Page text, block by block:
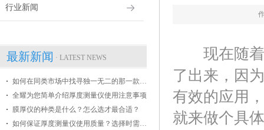
行业新闻
最新新闻 · LATEST NEWS
如何在同类市场中找寻独一无二的那一款膜厚仪
全耀为您简单介绍厚度测量仪使用注意事项
膜厚仪的种类是什么？怎么选才最合适？
如何保证厚度测量仪使用质量？选择时需掌握哪些条件？
现在随着
了出来，因
有效的应用
就来做个具